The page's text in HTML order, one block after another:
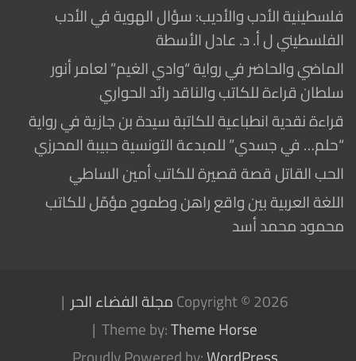
فلسطينية الأدب والأديب: سؤال الهوية في الأدب
الفلسطيني ل أ. د. عادل الأسطة
الماضي والحاضر في رواية “وادي الغيم” لعامر أنور
سلطان قراءة للكاتب والناقد رائد الحواري
قراءة نقدية انطباعية للكاتبة سيدة بن جازية في رواية
“حلم… في جسدي” للمبدعة التونسية حبيبة المحرزي
الحب القاتل قصة قصيرة للكاتب أمين الساطي
اللغة العربية بين واقع راهن وطموح مؤمّل للكاتب
محمود محمد أسد
Copyright © 2026مجلة الفضاء الحر
Theme by:Theme Horse